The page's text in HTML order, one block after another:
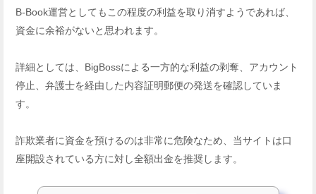
B-Book運営としてもこの程度の利益を取り消すようであれば、
資金に余裕がないと思われます。
詳細としては、BigBossによる一方的な利益の剥奪、アカウント
停止、弁護士を経由した内容証明郵便の発送を確認していま
す。
詐欺業者に資金を預けるのは非常に危険なため、当サイトは口
座開設されている方に対し全額出金を推奨します。